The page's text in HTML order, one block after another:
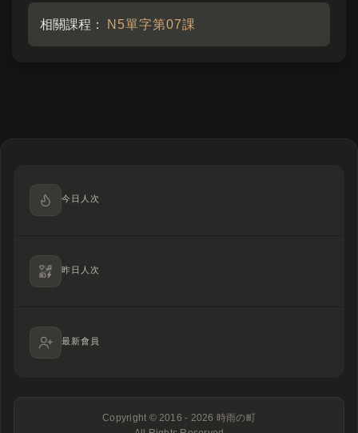
相關課程： N5單字第07課
今日人次
昨日人次
最新會員
Copyright © 2016 - 2026 時雨の町